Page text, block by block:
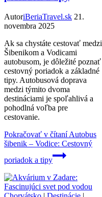
AutoriBeriaTravel.sk 21.
novembra 2025
Ak sa chystáte cestovať medzi
Šibenikom a Vodicami
autobusom, je dôležité poznať
cestovný poriadok a základné
tipy. Autobusová doprava
medzi týmito dvoma
destináciami je spoľahlivá a
pohodlná voľba pre
cestovanie.
Pokračovať v čítaníAutobus
šibenik – Vodice: Cestovný
poriadok a tipy